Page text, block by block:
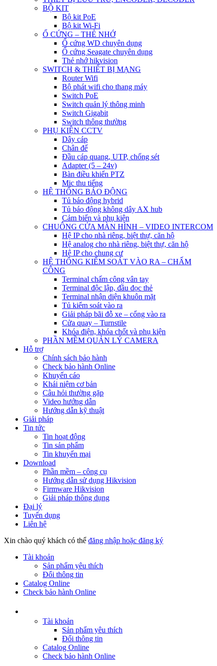
BỘ KIT
Bộ kit PoE
Bộ kit Wi-Fi
Ổ CỨNG – THẺ NHỚ
Ổ cứng WD chuyên dụng
Ổ cứng Seagate chuyên dụng
Thẻ nhớ hikvision
SWITCH & THIẾT BỊ MẠNG
Router Wifi
Bộ phát wifi cho thang máy
Switch PoE
Switch quản lý thông minh
Switch Gigabit
Switch thông thường
PHỤ KIỆN CCTV
Dây cáp
Chân đế
Đầu cáp quang, UTP, chống sét
Adapter (5 – 24v)
Bàn điều khiển PTZ
Mic thu tiếng
HỆ THỐNG BÁO ĐỘNG
Tủ báo động hybrid
Tủ báo động không dây AX hub
Cảm biến và phụ kiện
CHUÔNG CỬA MÀN HÌNH – VIDEO INTERCOM
Hệ IP cho nhà riêng, biệt thự, căn hộ
Hệ analog cho nhà riêng, biệt thự, căn hộ
Hệ IP cho chung cư
HỆ THỐNG KIỂM SOÁT VÀO RA – CHẤM
CÔNG
Terminal chấm công vân tay
Terminal độc lập, đầu đọc thẻ
Terminal nhận diện khuôn mặt
Tủ kiểm soát vào ra
Giải pháp bãi đỗ xe – cổng vào ra
Cửa quay – Turnstile
Khóa điện, khóa chốt và phụ kiện
PHẦN MỀM QUẢN LÝ CAMERA
Hỗ trợ
Chính sách bảo hành
Check bảo hành Online
Khuyến cáo
Khái niệm cơ bản
Câu hỏi thường gặp
Video hướng dẫn
Hướng dẫn kỹ thuật
Giải pháp
Tin tức
Tin hoạt động
Tin sản phẩm
Tin khuyến mại
Download
Phần mềm – công cụ
Hướng dẫn sử dụng Hikvision
Firmware Hikvision
Giải pháp thông dụng
Đại lý
Tuyển dụng
Liên hệ
Xin chào quý khách có thể đăng nhập hoặc đăng ký
Tài khoản
Sản phẩm yêu thích
Đổi thông tin
Catalog Online
Check bảo hành Online
Tài khoản
Sản phẩm yêu thích
Đổi thông tin
Catalog Online
Check bảo hành Online